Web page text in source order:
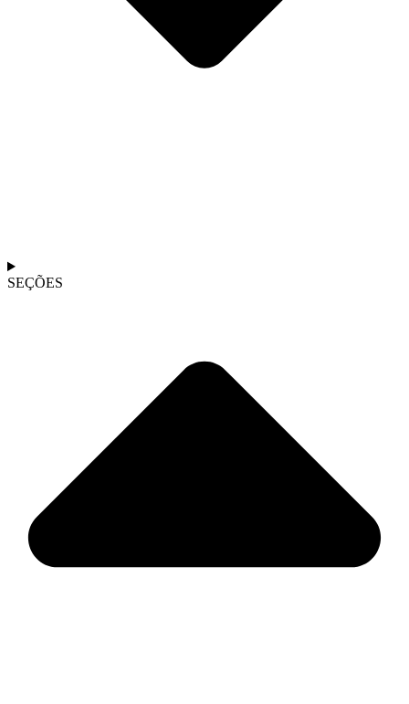
SEÇÕES